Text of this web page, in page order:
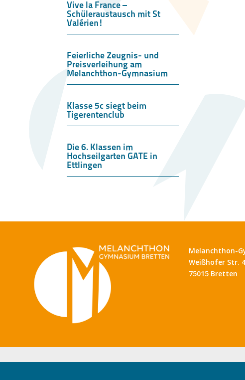
Vive la France –
Schüleraustausch mit St
Valérien!
Feierliche Zeugnis- und
Preisverleihung am
Melanchthon-Gymnasium
Klasse 5c siegt beim
Tigerentenclub
Die 6. Klassen im
Hochseilgarten GATE in
Ettlingen
Melanchthon-
Weißhofer Str.
75015 Bretten